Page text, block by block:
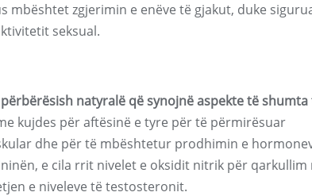
mbështet zgjerimin e enëve të gjakut, duke
seksual.
natyralë që synojnë aspekte të shumta
kujdes për aftësinë e tyre për të përmirësuar
dhe për të mbështetur prodhimin e
e cila rrit nivelet e oksidit nitrik për qarkullim
e niveleve të testosteronit.